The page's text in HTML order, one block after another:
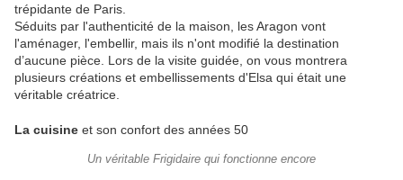
trépidante de Paris.
Séduits par l'authenticité de la maison, les Aragon vont
l'aménager, l'embellir, mais ils n'ont modifié la destination
d’aucune pièce. Lors de la visite guidée, on vous montrera
plusieurs créations et embellissements d'Elsa qui était une
véritable créatrice.
La cuisine et son confort des années 50
Un véritable Frigidaire qui fonctionne encore